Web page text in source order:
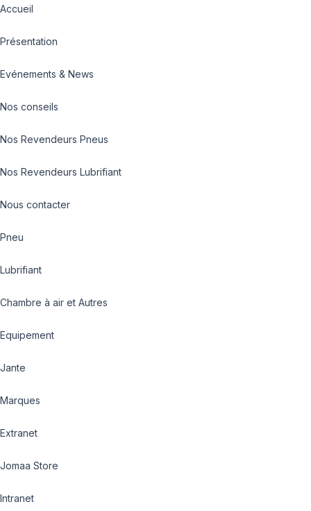
Accueil
Présentation
Evénements & News
Nos conseils
Nos Revendeurs Pneus
Nos Revendeurs Lubrifiant
Nous contacter
Pneu
Lubrifiant
Chambre à air et Autres
Equipement
Jante
Marques
Extranet
Jomaa Store
Intranet